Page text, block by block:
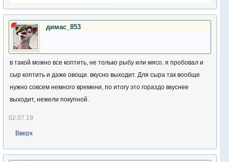
димас_853
в такой можно все коптить, не только рыбу или мясо. я пробовал и
сыр коптить и даже овощи. вкусно выходит. Для сыра так вообще
нужно совсем немного времени, по итогу это гораздо вкуснее
выходит, нежели покупной.
02.07.19
Вверх